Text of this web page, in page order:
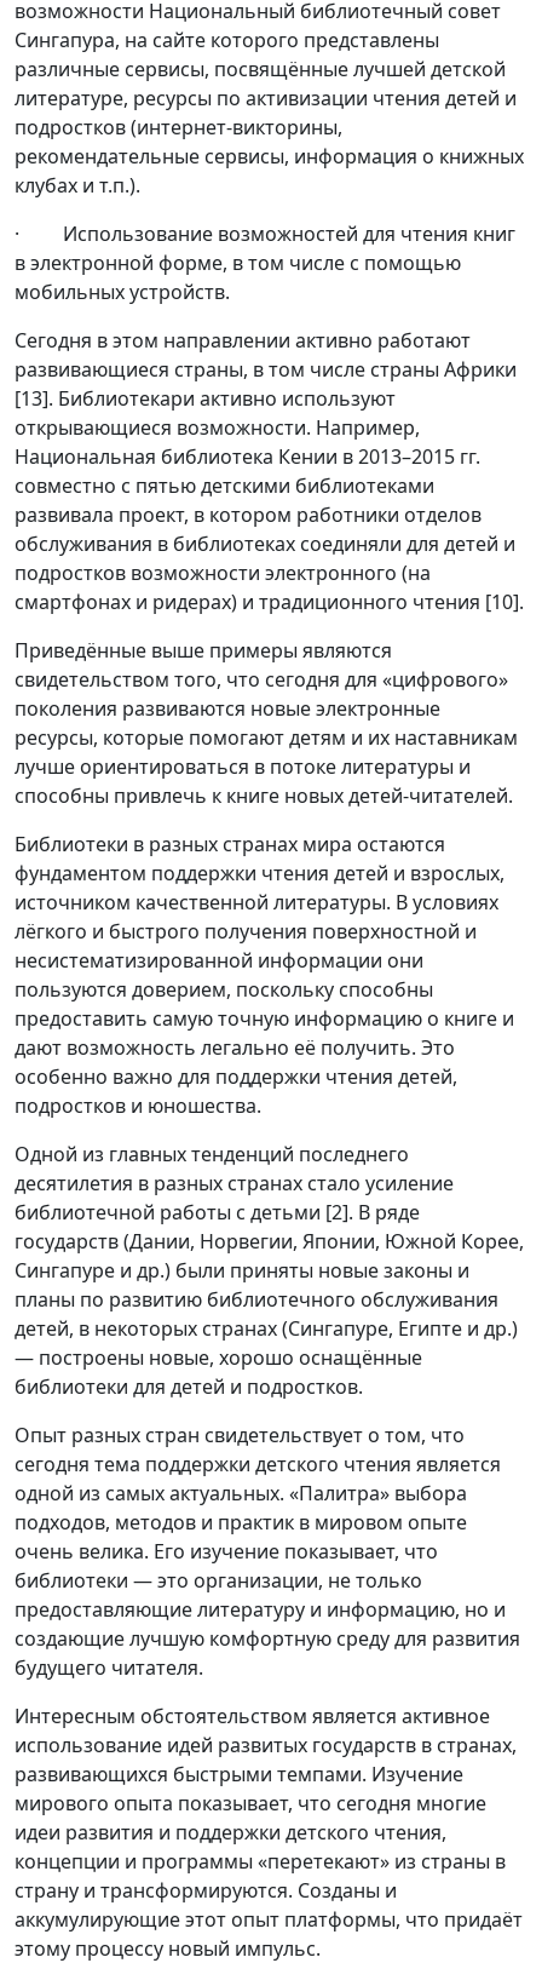
возможности Национальный библиотечный совет
Сингапура, на сайте которого представлены
различные сервисы, посвящённые лучшей детской
литературе, ресурсы по активизации чтения детей и
подростков (интернет-викторины,
рекомендательные сервисы, информация о книжных
клубах и т.п.).
· Использование возможностей для чтения книг
в электронной форме, в том числе с помощью
мобильных устройств.
Сегодня в этом направлении активно работают
развивающиеся страны, в том числе страны Африки
[13]. Библиотекари активно используют
открывающиеся возможности. Например,
Национальная библиотека Кении в 2013–2015 гг.
совместно с пятью детскими библиотеками
развивала проект, в котором работники отделов
обслуживания в библиотеках соединяли для детей и
подростков возможности электронного (на
смартфонах и ридерах) и традиционного чтения [10].
Приведённые выше примеры являются
свидетельством того, что сегодня для «цифрового»
поколения развиваются новые электронные
ресурсы, которые помогают детям и их наставникам
лучше ориентироваться в потоке литературы и
способны привлечь к книге новых детей-читателей.
Библиотеки в разных странах мира остаются
фундаментом поддержки чтения детей и взрослых,
источником качественной литературы. В условиях
лёгкого и быстрого получения поверхностной и
несистематизированной информации они
пользуются доверием, поскольку способны
предоставить самую точную информацию о книге и
дают возможность легально её получить. Это
особенно важно для поддержки чтения детей,
подростков и юношества.
Одной из главных тенденций последнего
десятилетия в разных странах стало усиление
библиотечной работы с детьми [2]. В ряде
государств (Дании, Норвегии, Японии, Южной Корее,
Сингапуре и др.) были приняты новые законы и
планы по развитию библиотечного обслуживания
детей, в некоторых странах (Сингапуре, Египте и др.)
— построены новые, хорошо оснащённые
библиотеки для детей и подростков.
Опыт разных стран свидетельствует о том, что
сегодня тема поддержки детского чтения является
одной из самых актуальных. «Палитра» выбора
подходов, методов и практик в мировом опыте
очень велика. Его изучение показывает, что
библиотеки — это организации, не только
предоставляющие литературу и информацию, но и
создающие лучшую комфортную среду для развития
будущего читателя.
Интересным обстоятельством является активное
использование идей развитых государств в странах,
развивающихся быстрыми темпами. Изучение
мирового опыта показывает, что сегодня многие
идеи развития и поддержки детского чтения,
концепции и программы «перетекают» из страны в
страну и трансформируются. Созданы и
аккумулирующие этот опыт платформы, что придаёт
этому процессу новый импульс.